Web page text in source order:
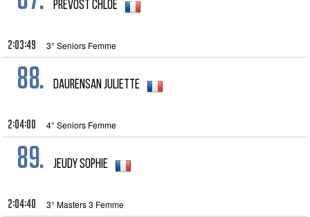
Prevost Chloé
2:03:49 3° Seniors Femme
88. Daurensan Juliette
2:04:00 4° Seniors Femme
89. Jeudy Sophie
2:04:40 3° Masters 3 Femme